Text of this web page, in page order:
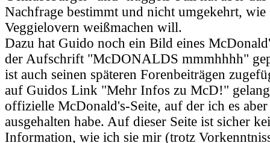
Nachfrage bestimmt und nicht umgekehrt,
Veggielovern weißmachen will.
Dazu hat Guido noch ein Bild eines
der Aufschrift "McDONALDS mmmhhhh"
ist auch seinen späteren Forenbeiträgen
auf Guidos Link "Mehr Infos zu McD!"
offizielle McDonald's-Seite, auf der ich es
ausgehalten habe. Auf dieser Seite ist sicher
Information, wie ich sie mir (trotz